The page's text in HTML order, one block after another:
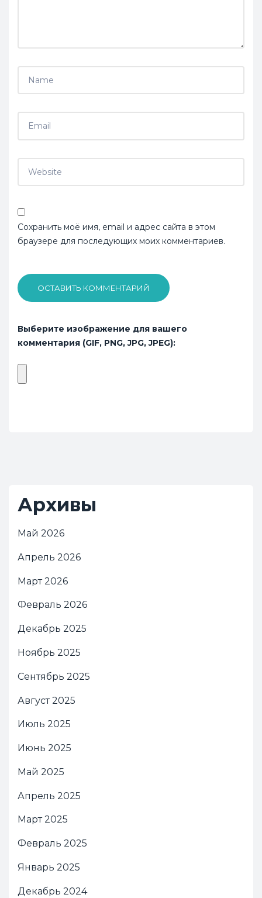
Сохранить моё имя, email и адрес сайта в этом
браузере для последующих моих комментариев.
ОСТАВИТЬ КОММЕНТАРИЙ
Выберите изображение для вашего
комментария (GIF, PNG, JPG, JPEG):
Архивы
Май 2026
Апрель 2026
Март 2026
Февраль 2026
Декабрь 2025
Ноябрь 2025
Сентябрь 2025
Август 2025
Июль 2025
Июнь 2025
Май 2025
Апрель 2025
Март 2025
Февраль 2025
Январь 2025
Декабрь 2024